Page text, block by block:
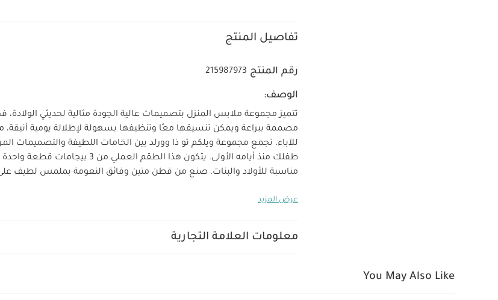
تفاصيل المنتج
رقم المنتج 215987973
الوصف:
تتميز مجموعة ملابس المنزل بتصميمات عالية الجودة مثالية لحديثي
مصممة ببراعة ويمكن تنسيقها معًا وتنظيفها بسهولة لإطلالة يومية أنيقة،
للآباء. تجمع مجموعة ويلكم تو ذا وورلد بين الخامات اللطيفة والتصميمات
طفلك منذ أيامه الأولى.
يتكون هذا الطقم العملي من 3
مناسبة للأولاد والبنات. صنع من قطن متين وفائق النعومة بملمس لطيف
طقم ألبسة قطعة واحدة مناسبة للأولاد والبنات مكون من 3 قطع
قطعة واحدة عضوية بلون أبيض - 3 قطع
عرض المزيد
معلومات العلامة التجارية
You May Also Like